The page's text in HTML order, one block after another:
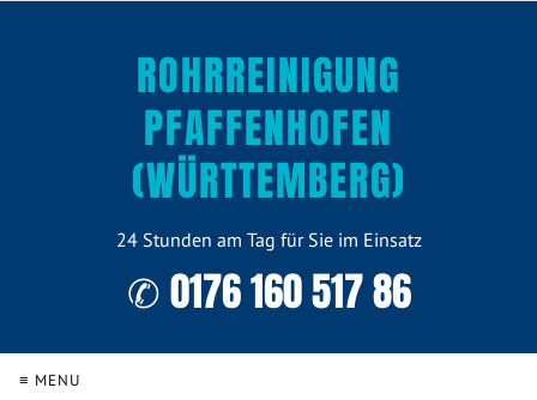
ROHRREINIGUNG
PFAFFENHOFEN
(WÜRTTEMBERG)
24 Stunden am Tag für Sie im Einsatz
✆ 0176 160 517 86
≡ MENU